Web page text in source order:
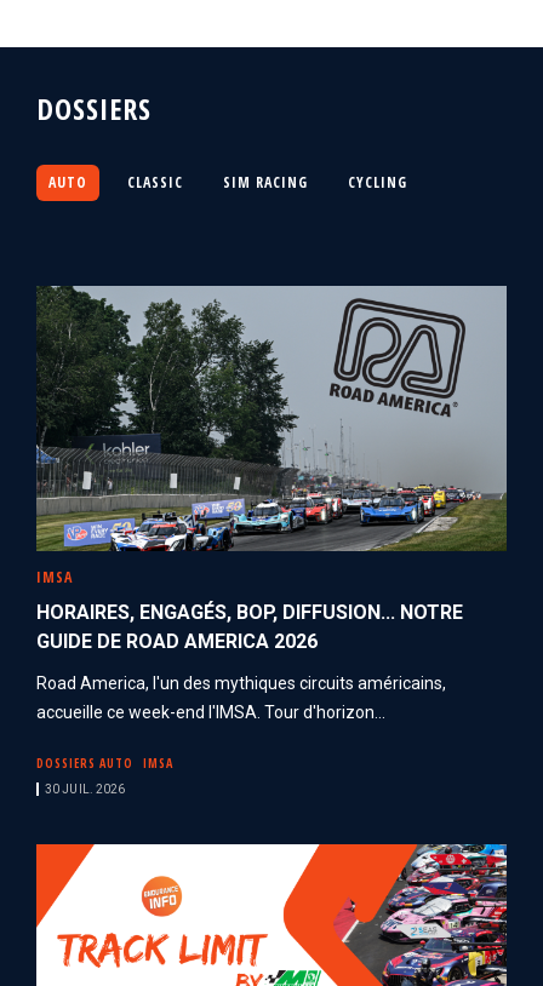
DOSSIERS
AUTO CLASSIC SIM RACING CYCLING
IMSA
HORAIRES, ENGAGÉS, BOP, DIFFUSION... NOTRE
GUIDE DE ROAD AMERICA 2026
Road America, l'un des mythiques circuits américains,
accueille ce week-end l'IMSA. Tour d'horizon...
DOSSIERS AUTO IMSA
30 JUIL. 2026